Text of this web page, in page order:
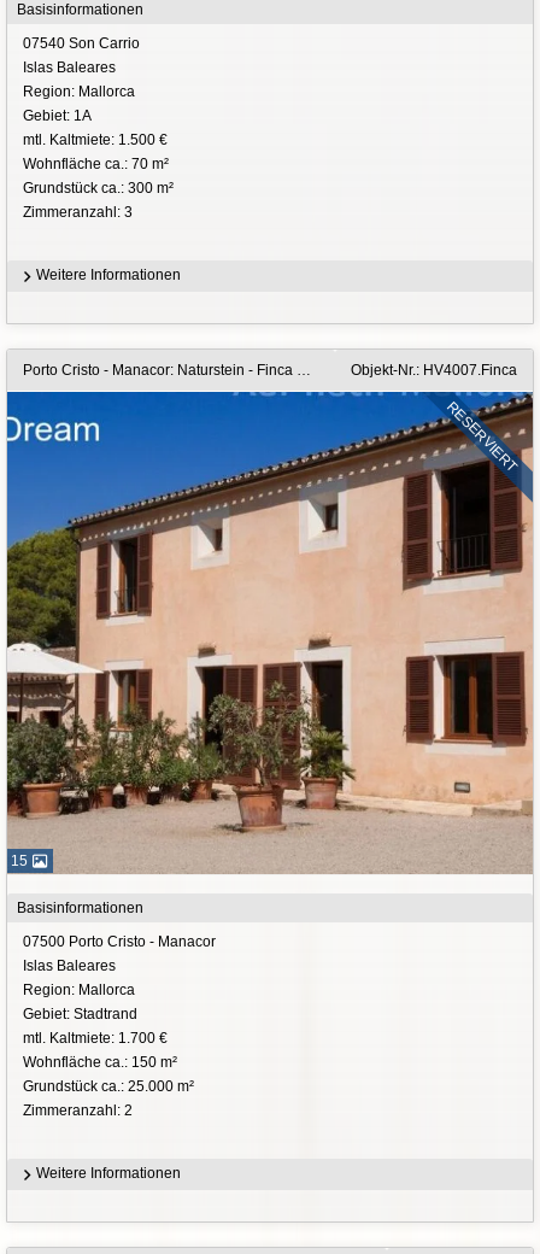
Basisinformationen
07540 Son Carrio
Islas Baleares
Region: Mallorca
Gebiet: 1A
mtl. Kaltmiete: 1.500 €
Wohnfläche ca.: 70 m²
Grundstück ca.: 300 m²
Zimmeranzahl: 3
Weitere Informationen
Porto Cristo - Manacor: Naturstein - Finca mit Pool auf 25.000 m2 großen Grundstück Objekt-Nr.: HV4007.Finca
15
RESERVIERT
Basisinformationen
07500 Porto Cristo - Manacor
Islas Baleares
Region: Mallorca
Gebiet: Stadtrand
mtl. Kaltmiete: 1.700 €
Wohnfläche ca.: 150 m²
Grundstück ca.: 25.000 m²
Zimmeranzahl: 2
Weitere Informationen